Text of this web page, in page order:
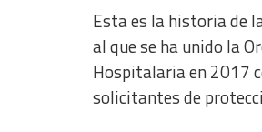
Esta es la historia de
al que se ha unido la
Hospitalaria en 2017
solicitantes de